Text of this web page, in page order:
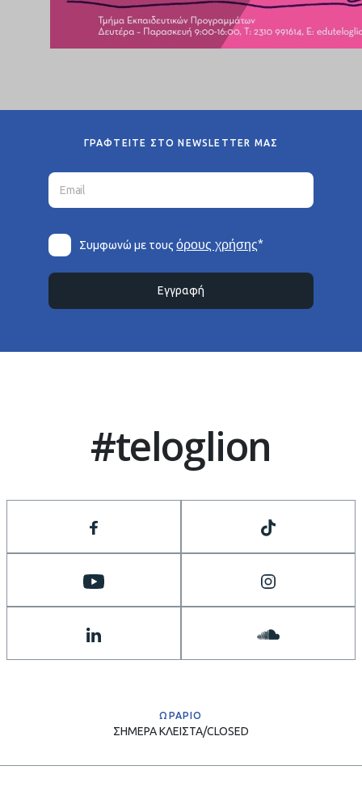
ΓΡΑΦΤΕΙΤΕ ΣΤΟ NEWSLETTER ΜΑΣ
Συμφωνώ με τουςόρους χρήσης*
Εγγραφή
#teloglion
ΩΡΑΡΙΟ
ΣΗΜΕΡΑΚΛΕΙΣΤΑ/CLOSED